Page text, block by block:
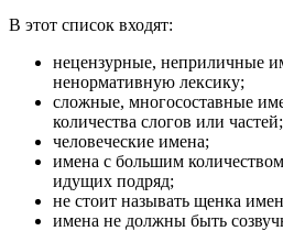
В этот список входят:
нецензурные, неприличные
ненормативную лексику;
сложные, многосоставные
количества слогов или частей;
человеческие имена;
имена с большим
идущих подряд;
не стоит называть щенка
имена не должны быть